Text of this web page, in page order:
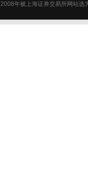
2008年被上海证券交易所网站选